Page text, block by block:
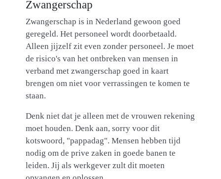
Zwangerschap
Zwangerschap is in Nederland gewoon goed
geregeld. Het personeel wordt doorbetaald.
Alleen jijzelf zit even zonder personeel. Je moet
de risico's van het ontbreken van mensen in
verband met zwangerschap goed in kaart
brengen om niet voor verrassingen te komen te
staan.
Denk niet dat je alleen met de vrouwen rekening
moet houden. Denk aan, sorry voor dit
kotswoord, "pappadag". Mensen hebben tijd
nodig om de prive zaken in goede banen te
leiden. Jij als werkgever zult dit moeten